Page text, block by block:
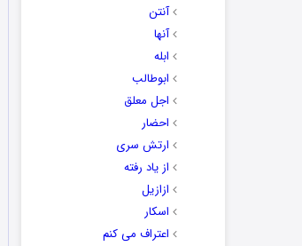
آنتن
آنها
ابله
ابوطالب
اجل معلق
احضار
ارتش سری
از یاد رفته
ازازیل
اسکار
اعتراف می کنم